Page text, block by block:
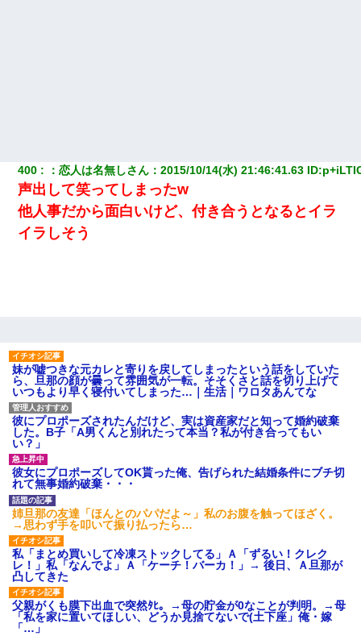
い」私「変だなあ～なにも臭わないよ」→ その後。警察『絶対に
窓とドアを開けないで』
彼女との行為を録画した結果→衝撃の事実が判明したｗｗｗｗｗ
ｗ
400 ：恋人は名無しさん ：2015/10/14(水) 21:46:41.63 ID:
声出して笑ってしまったw
他人事だから面白いけど、付き合うとなるとイラ
イラしそう
妹が嘘つきな元カレと寄りを戻してしまったという話をしていた
ら、旦那の顔が曇って雰囲気が一転。そそくさと話を切り上げて
いつもより早く寝付いてしまった…｜生活｜ワロタあんてな
彼にプロポーズされたんだけど、実は資産家だと知って婚約破棄
した。B子「A男くんと別れたって本当？私が付き合ってもい
い？」
彼女にプロポーズしてOK貰った俺、告げられた結婚条件にブチ切
れて無事婚約破棄・・・
姉旦那の友達「ほんとのパパだよ～」私のお腹を触ってほざく。
→思わず手を叩いて振り払ったら…
私「まとめ買いして冷凍ストックしてる」Ａ「ずるい！クレク
レ！」私「なんでよ」Ａ「ケーチ！バーカ！」→ 後日、Ａ旦那が
凸してきた
父親がくも膜下出血で突然ﾀﾋ。→母の貯金が0なことが判明。→母
「私を家に置いてほしい、どうか見捨てないで(土下座」俺・嫁
「…」